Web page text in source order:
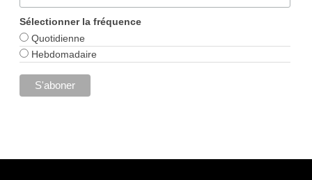
Sélectionner la fréquence
Quotidienne
Hebdomadaire